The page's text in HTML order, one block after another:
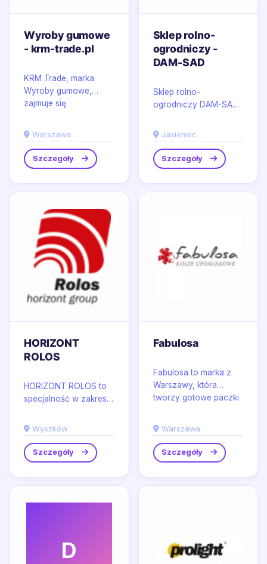
Wyroby gumowe
- krm-trade.pl
KRM Trade, marka
Wyroby gumowe,
zajmuje się
wyrobów z gumy
wykorzystywanych w...
Warszawa
Szczegóły
Sklep rolno-
ogrodniczy -
DAM-SAD
Sklep rolno-
ogrodniczy DAM-SAD
Jasieniec prowadzi
sklep ogrodniczy w
modelu online i...
Jasieniec
Szczegóły
HORIZONT
ROLOS
HORIZONT ROLOS to
specjalność w zakresie
bezpieczeństwa na
drogach,
wykorzystywanych
podczas...
Wyszków
Szczegóły
Fabulosa
Fabulosa to marka z
Warszawy, która
tworzy gotowe paczki
dopracowane...
Warszawa
Szczegóły
D